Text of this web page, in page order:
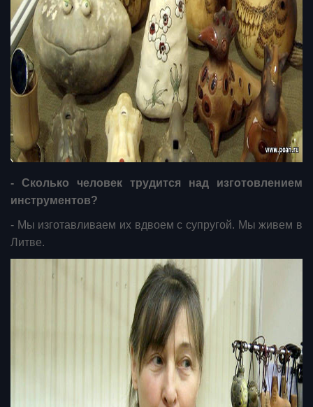
- Сколько человек трудится над изготовлением
инструментов?
- Мы изготавливаем их вдвоем с супругой. Мы живем в
Литве.